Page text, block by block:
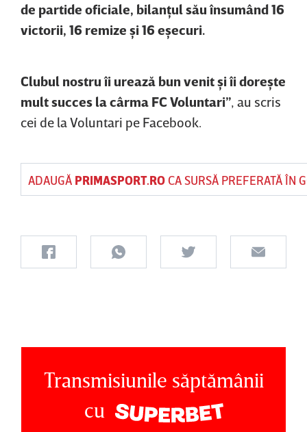
de partide oficiale, bilanţul său însumând 16
victorii, 16 remize şi 16 eşecuri.
Clubul nostru îi urează bun venit şi îi doreşte
mult succes la cârma FC Voluntari”, au scris
cei de la Voluntari pe Facebook.
ADAUGĂ PRIMASPORT.ROCA SURSĂ PREFERATĂ ÎN
Transmisiunile săptămânii
cu